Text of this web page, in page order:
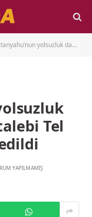
yolsuzluk davalarından af talebi Tel Aviv’de protesto edildi
Tel
YAPILMAMIŞ